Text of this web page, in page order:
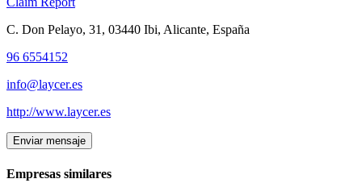
C. Don Pelayo, 31, 03440 Ibi, Alicante, España
96 6554152
info@laycer.es
http://www.laycer.es
Enviar mensaje
Empresas similares